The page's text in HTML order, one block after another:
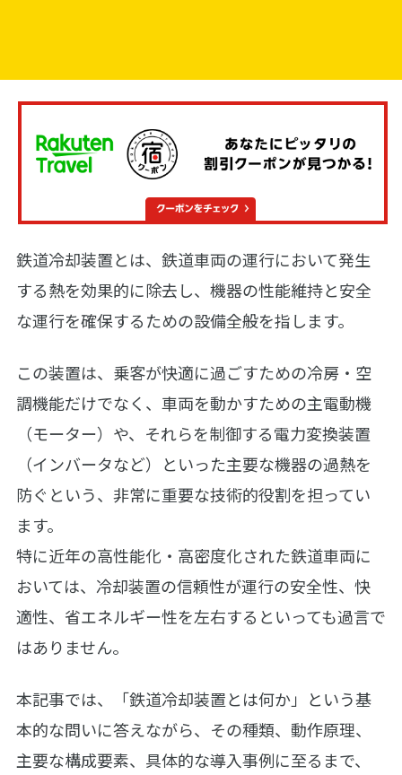
鉄道冷却装置とは、鉄道車両の運行において発生
する熱を効果的に除去し、機器の性能維持と安全
な運行を確保するための設備全般を指します。
この装置は、乗客が快適に過ごすための冷房・空
調機能だけでなく、車両を動かすための主電動機
（モーター）や、それらを制御する電力変換装置
（インバータなど）といった主要な機器の過熱を
防ぐという、非常に重要な技術的役割を担ってい
ます。
特に近年の高性能化・高密度化された鉄道車両に
おいては、冷却装置の信頼性が運行の安全性、快
適性、省エネルギー性を左右するといっても過言で
はありません。
本記事では、「鉄道冷却装置とは何か」という基
本的な問いに答えながら、その種類、動作原理、
主要な構成要素、具体的な導入事例に至るまで、